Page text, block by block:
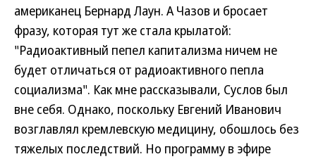
американец Бернард Лаун. А Чазов и бросает
фразу, которая тут же стала крылатой:
"Радиоактивный пепел капитализма ничем не
будет отличаться от радиоактивного пепла
социализма". Как мне рассказывали, Суслов был
вне себя. Однако, поскольку Евгений Иванович
возглавлял кремлевскую медицину, обошлось без
тяжелых последствий. Но программу в эфире